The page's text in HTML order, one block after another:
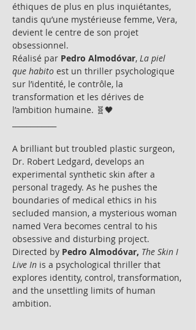
éthiques de plus en plus inquiétantes,
tandis qu’une mystérieuse femme, Vera,
devient le centre de son projet
obsessionnel.
Réalisé par Pedro Almodóvar, La piel
que habito est un thriller psychologique
sur l’identité, le contrôle, la
transformation et les dérives de
l’ambition humaine. 🧬🖤
A brilliant but troubled plastic surgeon,
Dr. Robert Ledgard, develops an
experimental synthetic skin after a
personal tragedy. As he pushes the
boundaries of medical ethics in his
secluded mansion, a mysterious woman
named Vera becomes central to his
obsessive and disturbing project.
Directed by Pedro Almodóvar, The Skin I
Live In is a psychological thriller that
explores identity, control, transformation,
and the unsettling limits of human
ambition.